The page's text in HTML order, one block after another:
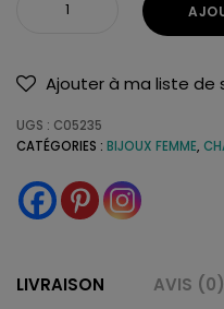
Ajouter à ma liste de
UGS : C05235
CATÉGORIES : BIJOUX FEMME,
LIVRAISON AVIS (0)